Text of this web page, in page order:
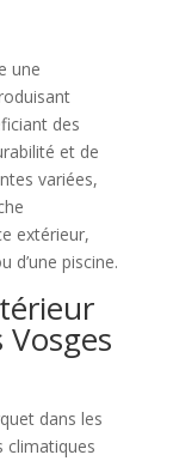
une
des
et de
variées,
extérieur,
d’une piscine.
dans les
climatiques